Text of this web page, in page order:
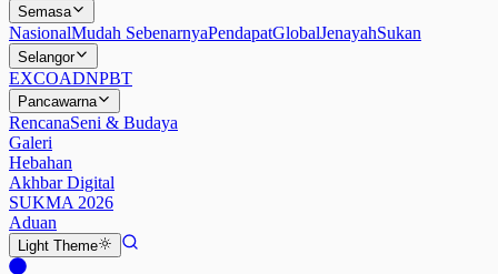
Semasa
NasionalMudah SebenarnyaPendapatGlobalJenayahSukan
Selangor
EXCOADNPBT
Pancawarna
RencanaSeni & Budaya
Galeri
Hebahan
Akhbar Digital
SUKMA 2026
Aduan
Light Theme